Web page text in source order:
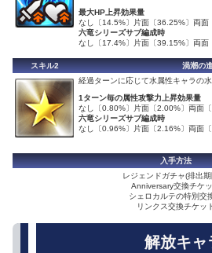
最大HP上昇効果量
なし〔14.5%〕片面〔36.25%〕両面
六竜シリーズサブ編成時
なし〔17.4%〕片面〔39.15%〕両面
スキル2
渦潮の
経過ターンに応じて水属性キャラの
1ターン毎の属性攻撃力上昇効果量
なし〔0.80%〕片面〔2.00%〕両面〔
六竜シリーズサブ編成時
なし〔0.96%〕片面〔2.16%〕両面〔
入手方法
レジェンドガチャ(排出
Anniversary交換チケ
シェロカルテの特別交
リンクス交換チケッ
解放キャ